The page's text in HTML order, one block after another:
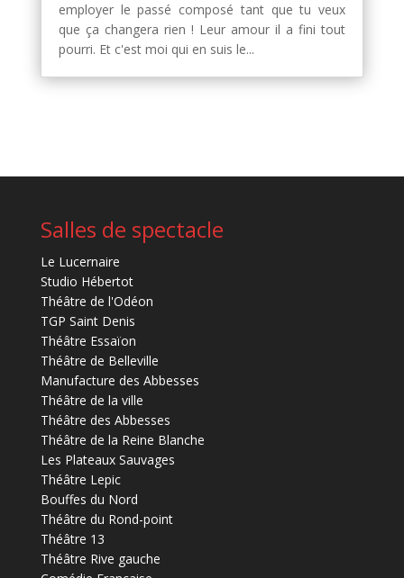
employer le passé composé tant que tu veux
que ça changera rien ! Leur amour il a fini tout
pourri. Et c'est moi qui en suis le...
Salles de spectacle
Le Lucernaire
Studio Hébertot
Théâtre de l'Odéon
TGP Saint Denis
Théâtre Essaïon
Théâtre de Belleville
Manufacture des Abbesses
Théâtre de la ville
Théâtre des Abbesses
Théâtre de la Reine Blanche
Les Plateaux Sauvages
Théâtre Lepic
Bouffes du Nord
Théâtre du Rond-point
Théâtre 13
Théâtre Rive gauche